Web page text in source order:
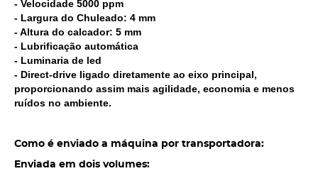
- Velocidade 5000 ppm
- Largura do Chuleado: 4 mm
- Altura do calcador: 5 mm
- Lubrificação automática
- Luminaria de led
- Direct-drive ligado diretamente ao eixo principal,
proporcionando assim mais agilidade, economia e menos
ruídos no ambiente.
Como é enviado a máquina por transportadora:
Enviada em dois volumes: